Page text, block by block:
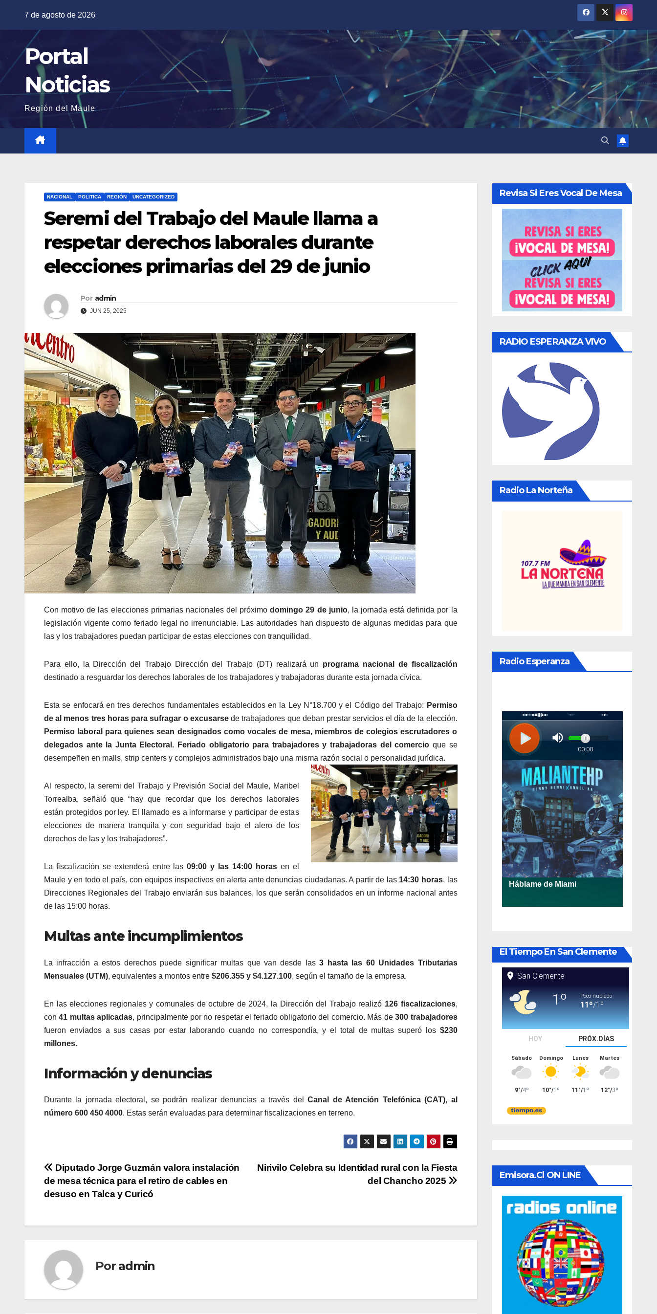
contenido
7 de agosto de 2026
Portal
Noticias
Región del Maule
NACIONAL POLITICA REGIÓN UNCATEGORIZED
Seremi del Trabajo del Maule llama a
respetar derechos laborales durante
elecciones primarias del 29 de junio
Por admin
JUN 25, 2025
Con motivo de las elecciones primarias nacionales del próximodomingo 29 de junio, la jornada está definida por la
legislación vigente como feriado legal no irrenunciable. Las autoridades han dispuesto de algunas medidas para que
las y los trabajadores puedan participar de estas elecciones con tranquilidad.
Para ello, la Dirección del Trabajo Dirección del Trabajo (DT) realizará un programa nacional de fiscalización
destinado a resguardar los derechos laborales de los trabajadores y trabajadoras durante esta jornada cívica.
Esta se enfocará en tres derechos fundamentales establecidos en la Ley N°18.700 y el Código del Trabajo: Permiso
de al menos tres horas para sufragar o excusarsede trabajadores que deban prestar servicios el día de la elección.
Permiso laboral para quienes sean designados como vocales de mesa, miembros de colegios escrutadores o
delegados ante la Junta Electoral. Feriado obligatorio para trabajadores y trabajadoras del comercio que se
desempeñen en malls, strip centers y complejos administrados bajo una misma razón social o personalidad jurídica.
Al respecto, la seremi del Trabajo y Previsión Social del Maule, Maribel
Torrealba, señaló que “hay que recordar que los derechos laborales
están protegidos por ley. El llamado es a informarse y participar de estas
elecciones de manera tranquila y con seguridad bajo el alero de los
derechos de las y los trabajadores”.
La fiscalización se extenderá entre las09:00 y las 14:00 horasen el
Maule y en todo el país, con equipos inspectivos en alerta ante denuncias ciudadanas. A partir de las 14:30 horas, las
Direcciones Regionales del Trabajo enviarán sus balances, los que serán consolidados en un informe nacional antes
de las 15:00 horas.
Multas ante incumplimientos
La infracción a estos derechos puede significar multas que van desde las3 hasta las 60 Unidades Tributarias
Mensuales (UTM), equivalentes a montos entre $206.355 y $4.127.100, según el tamaño de la empresa.
En las elecciones regionales y comunales de octubre de 2024, la Dirección del Trabajo realizó 126 fiscalizaciones,
con41 multas aplicadas, principalmente por no respetar el feriado obligatorio del comercio. Más de300 trabajadores
fueron enviados a sus casas por estar laborando cuando no correspondía, y el total de multas superó los $230
millones.
Información y denuncias
Durante la jornada electoral, se podrán realizar denuncias a través delCanal de Atención Telefónica (CAT), al
número 600 450 4000. Estas serán evaluadas para determinar fiscalizaciones en terreno.
Navegación
de
Nirivilo Celebra su Identidad rural con la Fiesta
del Chancho 2025
Diputado Jorge Guzmán valora instalación
de mesa técnica para el retiro de cables en
desuso en Talca y Curicó
Por admin
Revisa Si Eres Vocal De Mesa
RADIO ESPERANZA VIVO
Radio La Norteña
Radio Esperanza
El Tiempo En San Clemente
Emisora.cl ON LINE